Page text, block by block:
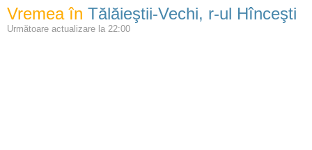
Vremea în Tălăieştii-Vechi, r-ul Hînceşti
Următoare actualizare la 22:00